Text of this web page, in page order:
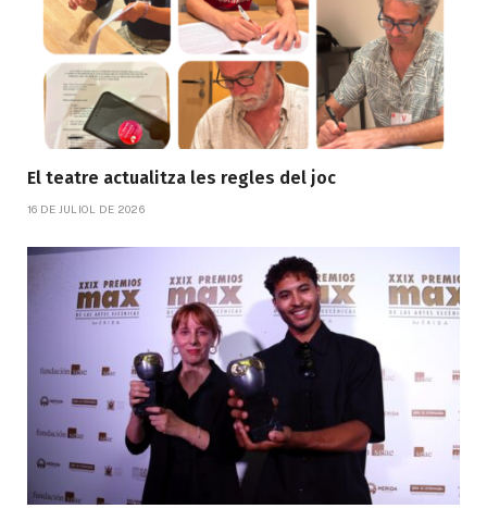
El teatre actualitza les regles del joc
16 DE JULIOL DE 2026